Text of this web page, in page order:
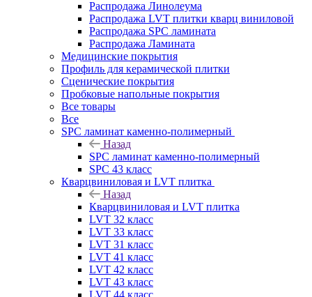
Распродажа Линолеума
Распродажа LVT плитки кварц виниловой
Распродажа SPC ламината
Распродажа Ламината
Медицинские покрытия
Профиль для керамической плитки
Сценические покрытия
Пробковые напольные покрытия
Все товары
Все
SPC ламинат каменно-полимерный
Назад
SPC ламинат каменно-полимерный
SPC 43 класс
Кварцвиниловая и LVT плитка
Назад
Кварцвиниловая и LVT плитка
LVT 32 класс
LVT 33 класс
LVT 31 класс
LVT 41 класс
LVT 42 класс
LVT 43 класс
LVT 44 класс